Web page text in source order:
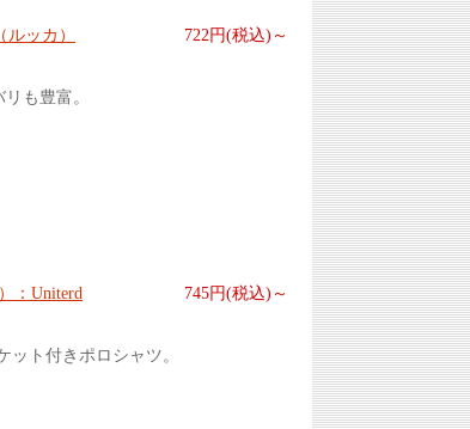
722円(税込)～
ッカ）
も豊富。
745円(税込)～
：Uniterd
ト付きポロシャツ。